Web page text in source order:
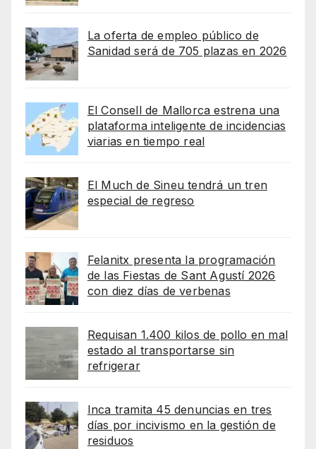
La oferta de empleo público de
Sanidad será de 705 plazas en 2026
El Consell de Mallorca estrena una
plataforma inteligente de incidencias
viarias en tiempo real
El Much de Sineu tendrá un tren
especial de regreso
Felanitx presenta la programación
de las Fiestas de Sant Agustí 2026
con diez días de verbenas
Requisan 1.400 kilos de pollo en mal
estado al transportarse sin
refrigerar
Inca tramita 45 denuncias en tres
días por incivismo en la gestión de
residuos